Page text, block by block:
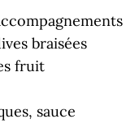
braisées
fruit
sauce